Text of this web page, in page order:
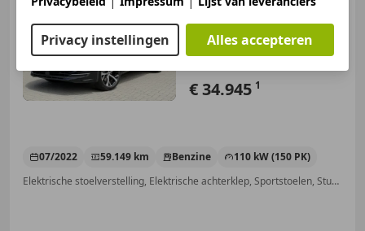
PERSOONS Trekhaak/Beats
Audio/Apple
€ 34.945 1
07/2022 59.149 km Benzine
110 kW (150 PK)
Elektrische stoelverstelling, Elektrische achterklep, Sportstoelen, Stuurwielverwarming, Bochtverlichting, Verwarming zetels achter, Spoiler, Getinte ramen
Privacy instellingen Alles accepteren